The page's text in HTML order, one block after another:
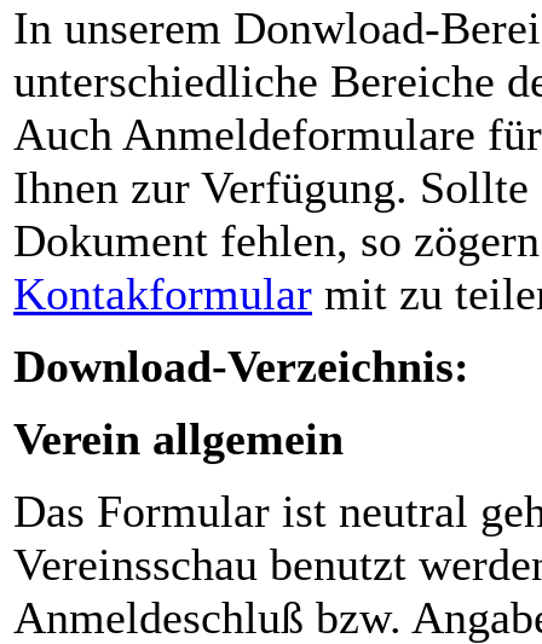
In unserem Donwload-
unterschiedliche Bereiche
Auch Anmeldeformulare
Ihnen zur Verfügung.
Dokument fehlen, so
Kontakformular mit zu
Download-Verzeichnis:
Verein allgemein
Das Formular ist neutral
Vereinsschau benutzt
Anmeldeschluß bzw.